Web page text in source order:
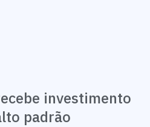
investimento
padrão